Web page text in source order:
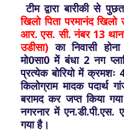
टीम द्वारा बारीकी से
खिलो पिता परमानंद
आर. एस. सी. नंबर 13
उडीसा) का निवासी
मो0सा0 में बंधा 2 नग
प्रत्येक बोरियो में क्रमशः
किलोग्राम मादक पदार्थ
बरामद कर जप्त किया
नगरनार में एन.डी.पी.एस.
गया है।